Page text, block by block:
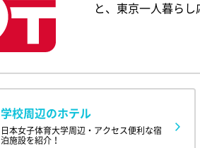
と、東京一人暮らし
学校周辺のホテル
日本女子体育大学周辺・アクセス便利な宿
泊施設を紹介！